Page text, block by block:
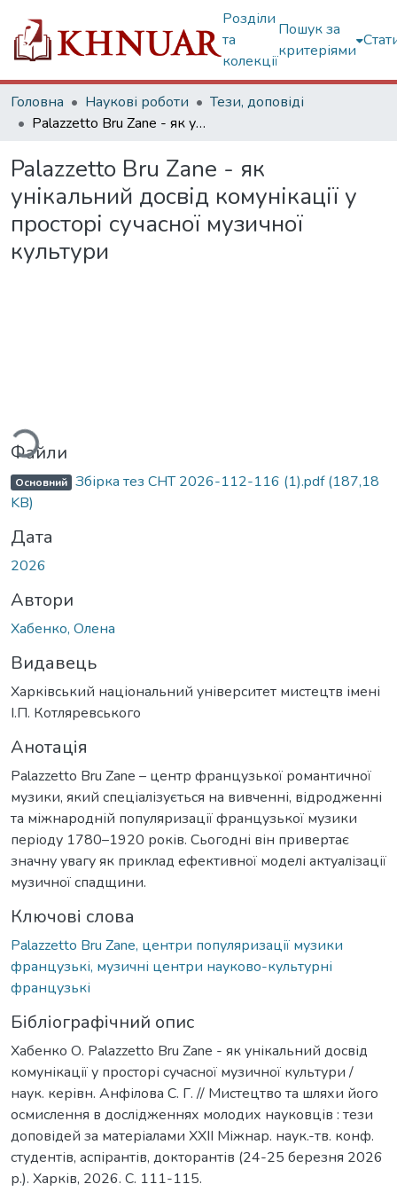
Розділи
та
колекції
Пошук за
критеріями
Головна Наукові роботи
Тези, доповіді
Palazzetto Bru Zane - як унікальний досвід комунікації у просторі сучасної музичної культури
Palazzetto Bru Zane - як
унікальний досвід комунікації у
просторі сучасної музичної
культури
Файли
Основний Збірка тез СНТ 2026-112-116 (1).pdf(187,18
KB)
Дата
2026
Автори
Хабенко, Олена
Видавець
Харківський національний університет мистецтв імені
І.П. Котляревського
Анотація
Palazzetto Bru Zane – центр французької романтичної
музики, який спеціалізується на вивченні, відродженні
та міжнародній популяризації французької музики
періоду 1780–1920 років. Сьогодні він привертає
значну увагу як приклад ефективної моделі актуалізації
музичної спадщини.
Ключові слова
Palazzetto Bru Zane, центри популяризації музики
французькі, музичні центри науково-культурні
французькі
Бібліографічний опис
Хабенко О. Palazzetto Bru Zane - як унікальний досвід
комунікації у просторі сучасної музичної культури /
наук. керівн. Анфілова С. Г. // Мистецтво та шляхи його
осмислення в дослідженнях молодих науковців : тези
доповідей за матеріалами ХХІІ Міжнар. наук.-тв. конф.
студентів, аспірантів, докторантів (24-25 березня 2026
р.). Харків, 2026. С. 111-115.